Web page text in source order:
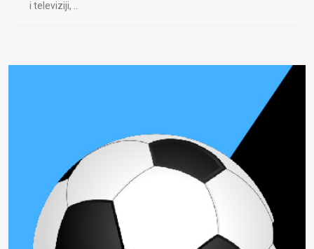
i televiziji, ..